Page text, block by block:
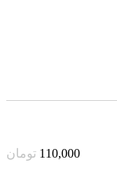
110,000 تومان